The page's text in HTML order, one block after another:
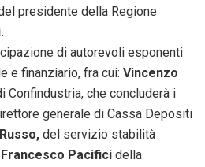
presidente della Regione
di autorevoli esponenti
e finanziario, fra cui: Vincenzo
Confindustria, che concluderà i
generale di Cassa Depositi
del servizio stabilità
Francesco Pacifici della